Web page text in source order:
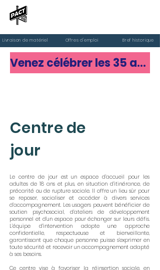
Livraison de matériel Offres d'emploi Bref historique
Faire un don
Venez célébrer les 35 ans de PACT de rue
Centre de
jour
Le centre de jour est un espace d’accueil pour les
adultes de 18 ans et plus, en situation d’itinérance, de
précarité ou de rupture sociale. Il offre un lieu sûr pour
se reposer, socialiser et accéder à divers services
d’accompagnement. Les usagers peuvent bénéficier de
soutien psychosocial, d’ateliers de développement
personnel et d’un espace pour échanger sur leurs défis.
L’équipe d’intervention adopte une approche
confidentielle, respectueuse et bienveillante,
garantissant que chaque personne puisse s’exprimer en
toute sécurité et recevoir un accompagnement adapté
à ses besoins.
Ce centre vise à favoriser la réinsertion sociale, en